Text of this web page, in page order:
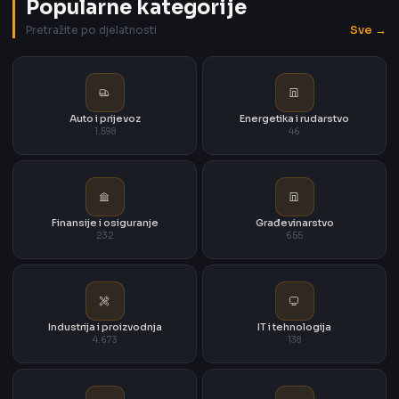
Popularne kategorije
Pretražite po djelatnosti Sve →
Auto i prijevoz
1.598
Energetika i rudarstvo
46
Finansije i osiguranje
232
Građevinarstvo
655
Industrija i proizvodnja
4.673
IT i tehnologija
138